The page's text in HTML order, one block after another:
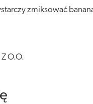
zmiksować
O.O.